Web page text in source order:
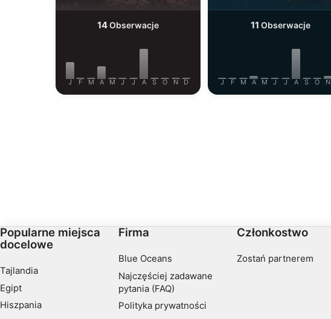
14Obserwacje
J F M A M J J A S O N D
11 Obserwacje
J F M A M J J A S O N
Popularne miejsca
docelowe
Tajlandia
Egipt
Hiszpania
Firma
Blue Oceans
Najczęściej zadawane
pytania (FAQ)
Polityka prywatności
Członkostwo
Zostań partnerem